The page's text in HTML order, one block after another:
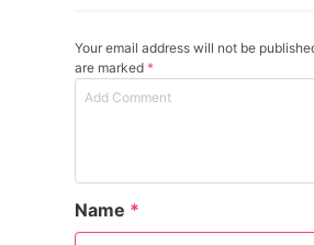
Your email address will not be
are marked *
Name *